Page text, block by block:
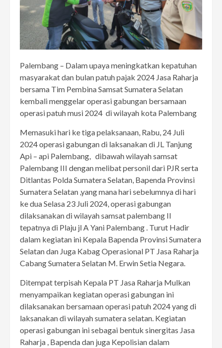
Palembang – Dalam upaya meningkatkan kepatuhan
masyarakat dan bulan patuh pajak 2024 Jasa Raharja
bersama Tim Pembina Samsat Sumatera Selatan
kembali menggelar operasi gabungan bersamaan
operasi patuh musi 2024 di wilayah kota Palembang
Memasuki hari ke tiga pelaksanaan, Rabu, 24 Juli
2024 operasi gabungan di laksanakan di JL Tanjung
Api – api Palembang, dibawah wilayah samsat
Palembang III dengan melibat personil dari PJR serta
Ditlantas Polda Sumatera Selatan, Bapenda Provinsi
Sumatera Selatan ,yang mana hari sebelumnya di hari
ke dua Selasa 23 Juli 2024, operasi gabungan
dilaksanakan di wilayah samsat palembang II
tepatnya di Plaju jl A Yani Palembang . Turut Hadir
dalam kegiatan ini Kepala Bapenda Provinsi Sumatera
Selatan dan Juga Kabag Operasional PT Jasa Raharja
Cabang Sumatera Selatan M. Erwin Setia Negara.
Ditempat terpisah Kepala PT Jasa Raharja Mulkan
menyampaikan kegiatan operasi gabungan ini
dilaksanakan bersamaan operasi patuh 2024 yang di
laksanakan di wilayah sumatera selatan. Kegiatan
operasi gabungan ini sebagai bentuk sinergitas Jasa
Raharja , Bapenda dan juga Kepolisian dalam